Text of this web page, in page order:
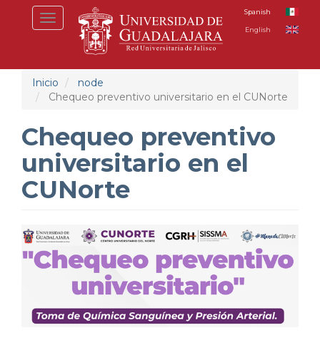
Toggle
navigation
Spanish
English
Inicio
node
Chequeo preventivo universitario en el CUNorte
Chequeo preventivo
universitario en el
CUNorte